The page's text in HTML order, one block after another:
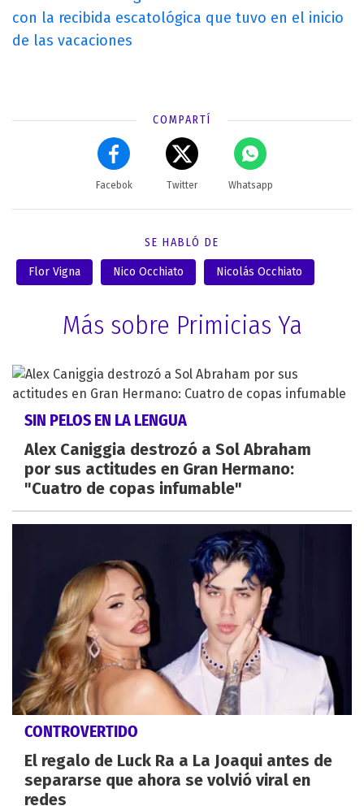
con la recibida escatológica que tuvo en el inicio
de las vacaciones
COMPARTÍ
Facebok Twitter Whatsapp
SE HABLÓ DE
Flor Vigna Nico Occhiato Nicolás Occhiato
Más sobre Primicias Ya
SIN PELOS EN LA LENGUA
Alex Caniggia destrozó a Sol Abraham
por sus actitudes en Gran Hermano:
"Cuatro de copas infumable"
CONTROVERTIDO
El regalo de Luck Ra a La Joaqui antes de
separarse que ahora se volvió viral en
redes